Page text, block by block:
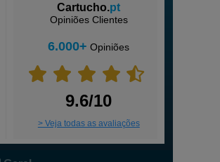
Cartucho.pt
Opiniões Clientes
6.000+ Opiniões
9.6/10
> Veja todas as avaliações